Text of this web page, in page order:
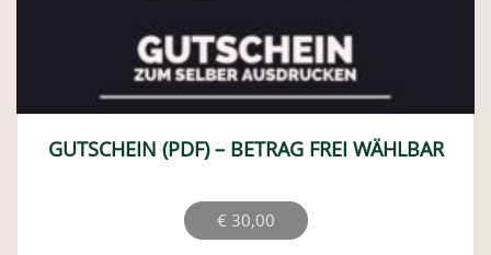
GUTSCHEIN (PDF) – BETRAG FREI WÄHLBAR
€ 30,00